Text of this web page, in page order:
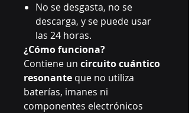
No se desgasta, no se
descarga, y se puede usar
las 24 horas.
¿Cómo funciona?
Contiene un circuito cuántico
resonante que no utiliza
baterías, imanes ni
componentes electrónicos